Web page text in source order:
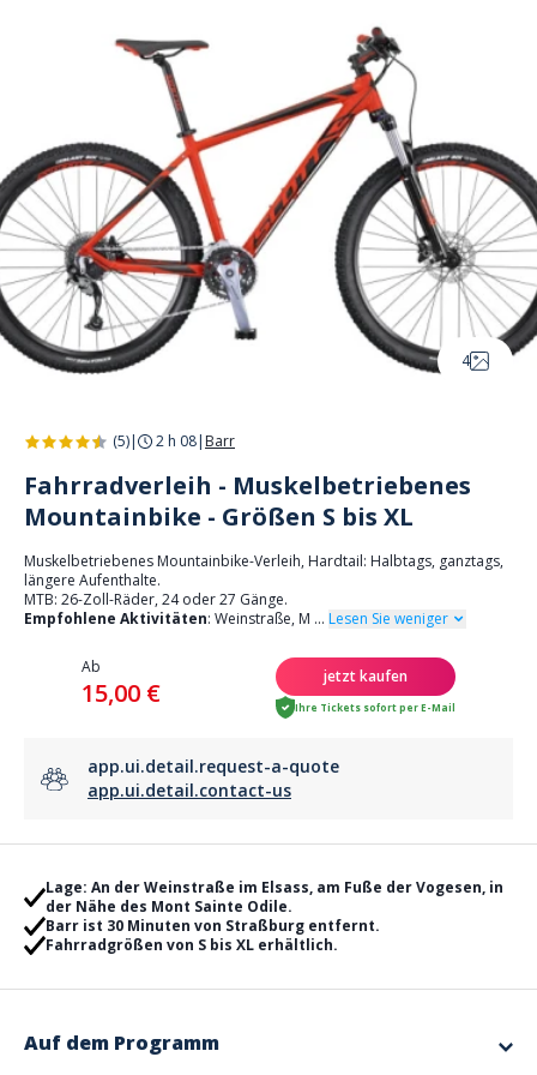
4
(5)| 2 h 08| Barr
Fahrradverleih - Muskelbetriebenes
Mountainbike - Größen S bis XL
Muskelbetriebenes Mountainbike-Verleih, Hardtail: Halbtags, ganztags,
längere Aufenthalte.
MTB: 26-Zoll-Räder, 24 oder 27 Gänge.
Empfohlene Aktivitäten: Weinstraße, M ... Lesen Sie weniger
Ab
15,00 €
jetzt kaufen
Ihre Tickets sofort per E-Mail
app.ui.detail.request-a-quote
app.ui.detail.contact-us
Lage: An der Weinstraße im Elsass, am Fuße der Vogesen, in
der Nähe des Mont Sainte Odile.
Barr ist 30 Minuten von Straßburg entfernt.
Fahrradgrößen von S bis XL erhältlich.
Auf dem Programm